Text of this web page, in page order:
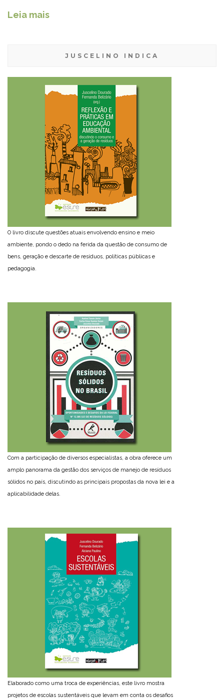
Leia mais
JUSCELINO INDICA
O livro discute questões atuais envolvendo ensino e meio
ambiente, pondo o dedo na ferida da questão de consumo de
bens, geração e descarte de resíduos, políticas públicas e
pedagogia.
Com a participação de diversos especialistas, a obra oferece um
amplo panorama da gestão dos serviços de manejo de resíduos
sólidos no país, discutindo as principais propostas da nova lei e a
aplicabilidade delas.
Elaborado como uma troca de experiências, este livro mostra
projetos de escolas sustentáveis que levam em conta os desafios